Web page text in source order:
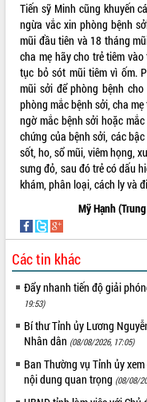
Tiến sỹ Minh cũng khuyến
ngừa vắc xin phòng bệnh
mũi đầu tiên và 18 tháng
cha mẹ hãy cho trẻ tiêm
tục bỏ sót mũi tiêm vì ốm.
mũi sởi để phòng bệnh
phòng mắc bệnh sởi, cha
ngờ mắc bệnh sởi hoặc
chứng của bệnh sởi, các
sốt, ho, sổ mũi, viêm họng,
sưng đỏ, sau đó trẻ có dấu
khám, phân loại, cách ly và
Mỹ Hạnh
Các tin khác
Đẩy nhanh tiến độ giải
19:53)
Bí thư Tỉnh ủy Lương
Nhân dân (08/08/2026, 17:05)
Ban Thường vụ Tỉnh ủy
nội dung quan trọng (08/08/